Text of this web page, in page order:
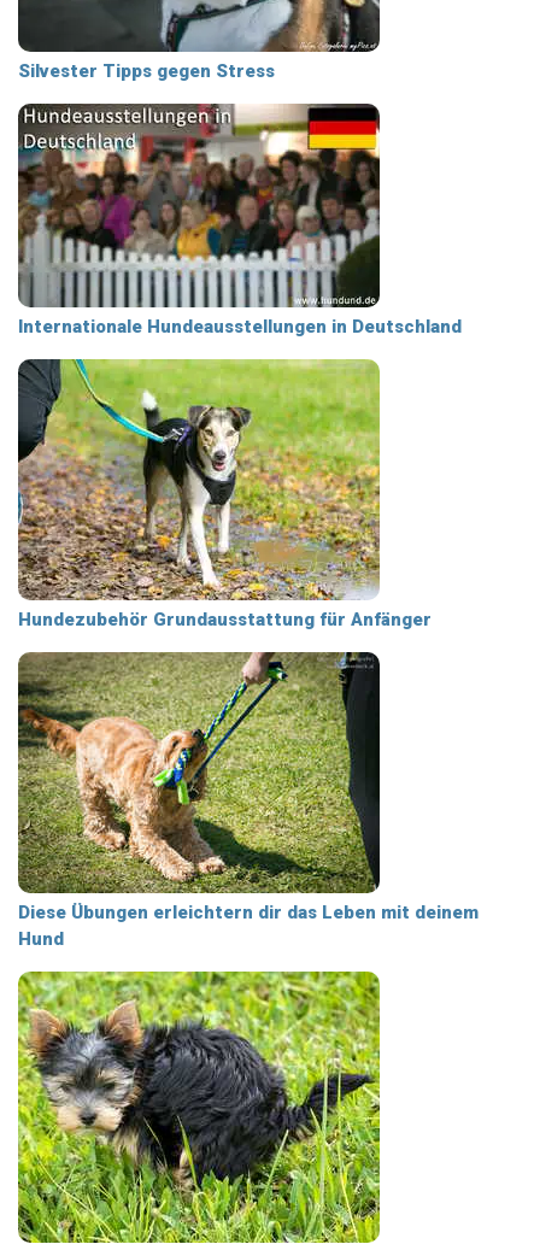
Silvester Tipps gegen Stress
Internationale Hundeausstellungen in Deutschland
Hundezubehör Grundausstattung für Anfänger
Diese Übungen erleichtern dir das Leben mit deinem
Hund